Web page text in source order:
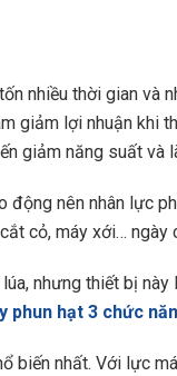
nhiều thời gian và
giảm lợi nhuận khi
giảm năng suất và
động nên nhân lực
cỏ, máy xới… ngày
nhưng thiết bị
phun hạt 3 chức
biến nhất. Với lực